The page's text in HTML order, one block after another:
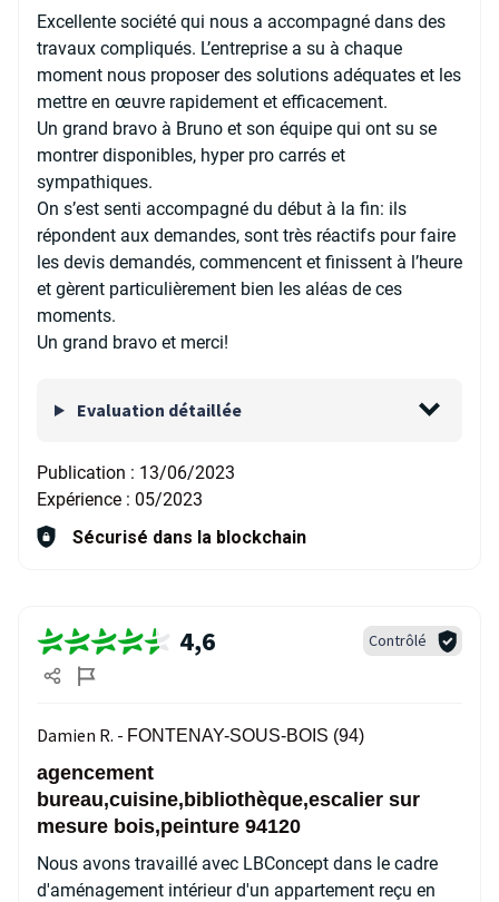
Excellente société qui nous a accompagné dans des
travaux compliqués. L’entreprise a su à chaque
moment nous proposer des solutions adéquates et les
mettre en œuvre rapidement et efficacement.
Un grand bravo à Bruno et son équipe qui ont su se
montrer disponibles, hyper pro carrés et
sympathiques.
On s’est senti accompagné du début à la fin: ils
répondent aux demandes, sont très réactifs pour faire
les devis demandés, commencent et finissent à l’heure
et gèrent particulièrement bien les aléas de ces
moments.
Un grand bravo et merci!
Evaluation détaillée
Publication : 13/06/2023
Expérience : 05/2023
Sécurisé dans la blockchain
4,6 Contrôlé
Damien R. - FONTENAY-SOUS-BOIS (94)
agencement
bureau,cuisine,bibliothèque,escalier sur
mesure bois,peinture 94120
Nous avons travaillé avec LBConcept dans le cadre
d'aménagement intérieur d'un appartement reçu en